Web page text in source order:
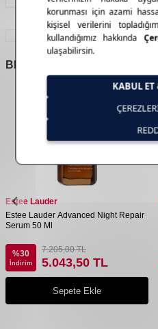
BENZER
Estee Lauder
Estee Lauder Advanced Night Repair
Serum 50 Ml
%30
İndirim
7.205,00TL
5.043,50 TL
Sepete Ekle